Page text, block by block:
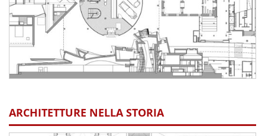
ARCHITETTURE NELLA STORIA